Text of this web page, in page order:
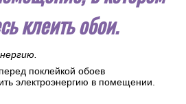
клеить обои.
поклейкой обоев
электроэнергию в помещении.